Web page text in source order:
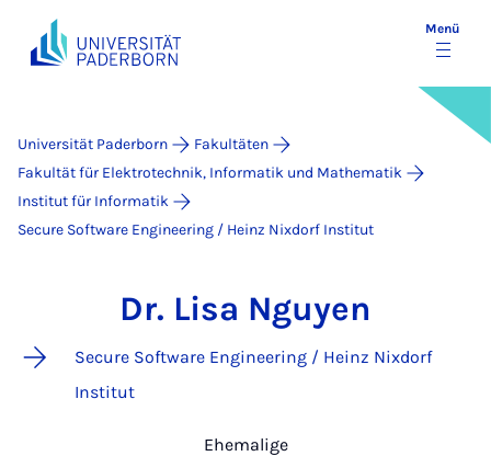
Menü
Universität Paderborn
Fakultäten
Fakultät für Elektrotechnik, Informatik und Mathematik
Institut für Informatik
Secure Software Engineering / Heinz Nixdorf Institut
Dr. Lisa Nguyen
Secure Software Engineering / Heinz Nixdorf
Institut
Ehemalige